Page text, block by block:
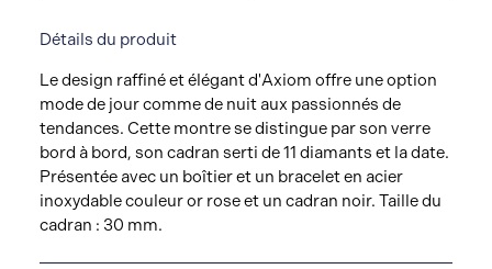
Détails du produit
Le design raffiné et élégant d'Axiom offre une option
mode de jour comme de nuit aux passionnés de
tendances. Cette montre se distingue par son verre
bord à bord, son cadran serti de 11 diamants et la date.
Présentée avec un boîtier et un bracelet en acier
inoxydable couleur or rose et un cadran noir. Taille du
cadran : 30 mm.